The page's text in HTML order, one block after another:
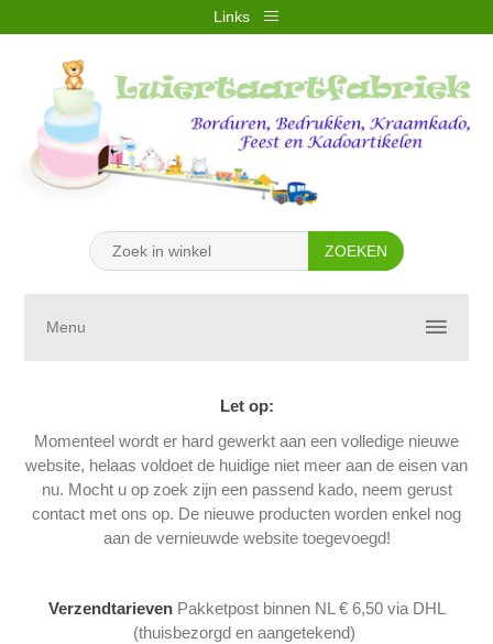
Links
REGISTREREN
WINKELWAGEN (0)
Menu
Let op:
Momenteel wordt er hard gewerkt aan een volledige nieuwe
website, helaas voldoet de huidige niet meer aan de eisen van
nu. Mocht u op zoek zijn een passend kado, neem gerust
contact met ons op. De nieuwe producten worden enkel nog
aan de vernieuwde website toegevoegd!
Verzendtarieven Pakketpost binnen NL € 6,50 via DHL
(thuisbezorgd en aangetekend)